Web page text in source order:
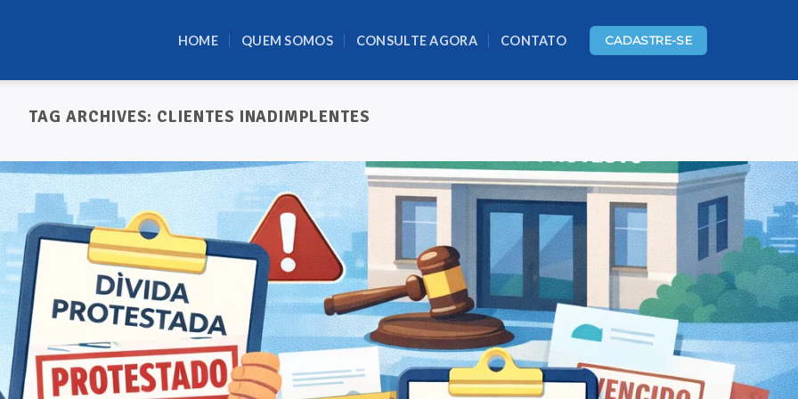
HOME QUEM SOMOS CONSULTE AGORA CONTATO CADASTRE-SE
TAG ARCHIVES: CLIENTES INADIMPLENTES